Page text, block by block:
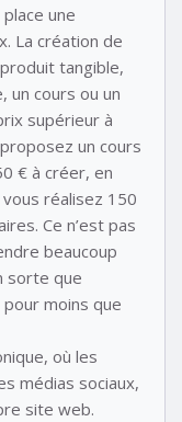
une
La création de
tangible,
un cours ou un
supérieur à
un cours
€ à créer, en
réalisez 150
Ce n’est pas
beaucoup
sorte que
pour moins que
où les
médias sociaux,
site web.